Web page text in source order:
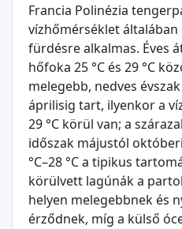
Francia Polinézia
vízhőmérséklet általában
fürdésre alkalmas. Éves
hőfoka 25 °C és 29 °C
melegebb, nedves
áprilisig tart, ilyenkor a
29 °C körül van; a
időszak májustól
°C–28 °C a tipikus
körülvett lagúnák a
helyen melegebbnek és
érződnek, míg a külső